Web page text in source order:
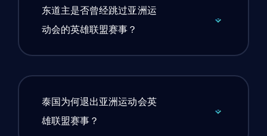
东道主是否曾经跳过亚洲运
动会的英雄联盟赛事？
泰国为何退出亚洲运动会英
雄联盟赛事？